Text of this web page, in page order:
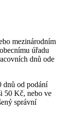
mezinárodním
úřadu
dnů ode
dnů od podání
50 Kč, nebo ve
správní